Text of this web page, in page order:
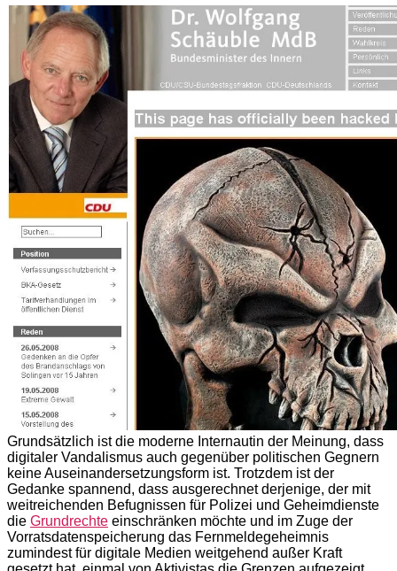
Grundsätzlich ist die moderne Internautin der Meinung, dass
digitaler Vandalismus auch gegenüber politischen Gegnern
keine Auseinandersetzungsform ist. Trotzdem ist der
Gedanke spannend, dass ausgerechnet derjenige, der mit
weitreichenden Befugnissen für Polizei und Geheimdienste
die Grundrechte einschränken möchte und im Zuge der
Vorratsdatenspeicherung das Fernmeldegeheimnis
zumindest für digitale Medien weitgehend außer Kraft